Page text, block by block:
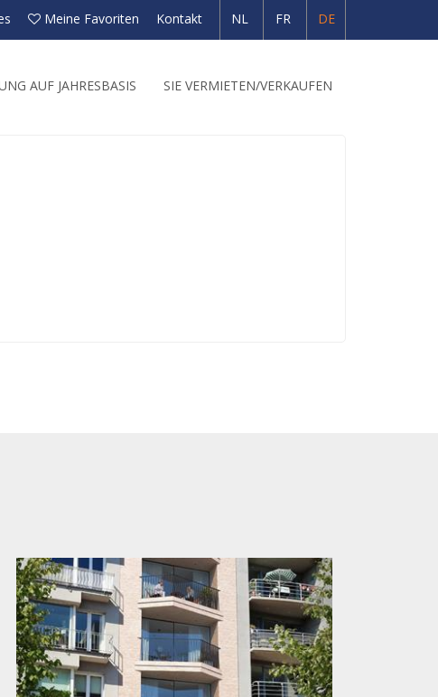
Meine Favoriten Kontakt NL FR DE
AUF JAHRESBASIS SIE VERMIETEN/VERKAUFEN